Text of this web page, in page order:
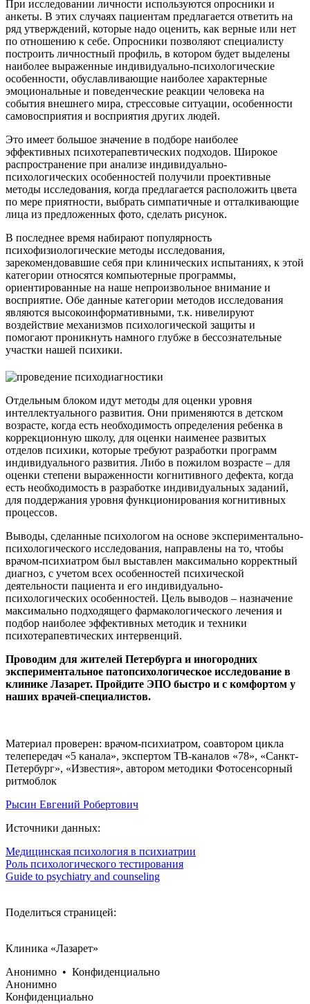
При исследовании личности используются опросники и
анкеты. В этих случаях пациентам предлагается ответить на
ряд утверждений, которые надо оценить, как верные или нет
по отношению к себе. Опросники позволяют специалисту
построить личностный профиль, в котором будет выделены
наиболее выраженные индивидуально-психологические
особенности, обуславливающие наиболее характерные
эмоциональные и поведенческие реакции человека на
события внешнего мира, стрессовые ситуации, особенности
самовосприятия и восприятия других людей.
Это имеет большое значение в подборе наиболее
эффективных психотерапевтических подходов. Широкое
распространение при анализе индивидуально-
психологических особенностей получили проективные
методы исследования, когда предлагается расположить цвета
по мере приятности, выбрать симпатичные и отталкивающие
лица из предложенных фото, сделать рисунок.
В последнее время набирают популярность
психофизиологические методы исследования,
зарекомендовавшие себя при клинических испытаниях, к этой
категории относятся компьютерные программы,
ориентированные на наше непроизвольное внимание и
восприятие. Обе данные категории методов исследования
являются высокоинформативными, т.к. нивелируют
воздействие механизмов психологической защиты и
помогают проникнуть намного глубже в бессознательные
участки нашей психики.
Отдельным блоком идут методы для оценки уровня
интеллектуального развития. Они применяются в детском
возрасте, когда есть необходимость определения ребенка в
коррекционную школу, для оценки наименее развитых
отделов психики, которые требуют разработки программ
индивидуального развития. Либо в пожилом возрасте – для
оценки степени выраженности когнитивного дефекта, когда
есть необходимость в разработке индивидуальных заданий,
для поддержания уровня функционирования когнитивных
процессов.
Выводы, сделанные психологом на основе экспериментально-
психологического исследования, направлены на то, чтобы
врачом-психиатром был выставлен максимально корректный
диагноз, с учетом всех особенностей психической
деятельности пациента и его индивидуально-
психологических особенностей. Цель выводов – назначение
максимально подходящего фармакологического лечения и
подбор наиболее эффективных методик и техники
психотерапевтических интервенций.
Проводим для жителей Петербурга и иногородних
экспериментальное патопсихологическое исследование в
клинике Лазарет. Пройдите ЭПО быстро и с комфортом у
наших врачей-специалистов.
Материал проверен: врачом-психиатром, соавтором цикла
телепередач «5 канала», экспертом ТВ-каналов «78», «Санкт-
Петербург», «Известия», автором методики Фотосенсорный
ритмоблок
Рысин Евгений Робертович
Источники данных:
Медицинская психология в психиатрии
Роль психологического тестирования
Guide to psychiatry and counseling
Поделиться страницей:
Клиника «Лазарет»
Анонимно • Конфиденциально
Анонимно
Конфиденциально